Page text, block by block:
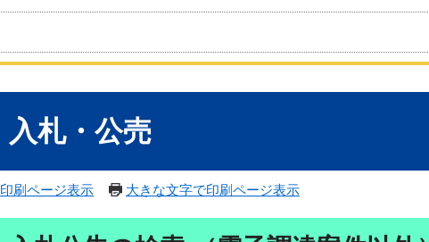
入札・公売
印刷ページ表示 大きな文字で印刷ページ表示